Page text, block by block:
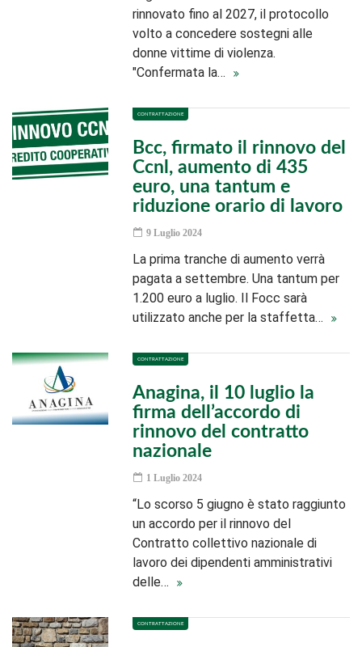
rinnovato fino al 2027, il protocollo
volto a concedere sostegni alle
donne vittime di violenza.
"Confermata la…
CONTRATTAZIONE
Bcc, firmato il rinnovo del
Ccnl, aumento di 435
euro, una tantum e
riduzione orario di lavoro
9 Luglio 2024
La prima tranche di aumento verrà
pagata a settembre. Una tantum per
1.200 euro a luglio. Il Focc sarà
utilizzato anche per la staffetta…
CONTRATTAZIONE
Anagina, il 10 luglio la
firma dell’accordo di
rinnovo del contratto
nazionale
1 Luglio 2024
“Lo scorso 5 giugno è stato raggiunto
un accordo per il rinnovo del
Contratto collettivo nazionale di
lavoro dei dipendenti amministrativi
delle…
CONTRATTAZIONE